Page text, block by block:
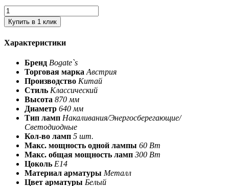
Купить в 1 клик
Характеристики
Бренд Bogate`s
Торговая марка Австрия
Производство Китай
Стиль Классический
Высота 870 мм
Диаметр 640 мм
Тип ламп Накаливания/Энергосберегающие/
Светодиодные
Кол-во ламп 5 шт.
Макс. мощность одной лампы 60 Вт
Макс. общая мощность ламп 300 Вт
Цоколь E14
Материал арматуры Металл
Цвет арматуры Белый